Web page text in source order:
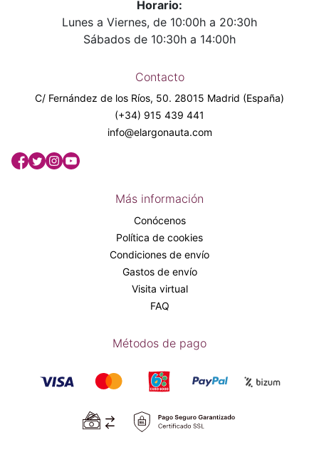
Horario:
Lunes a Viernes, de 10:00h a 20:30h
Sábados de 10:30h a 14:00h
Contacto
C/ Fernández de los Ríos, 50. 28015 Madrid (España)
(+34) 915 439 441
info@elargonauta.com
Más información
Conócenos
Política de cookies
Condiciones de envío
Gastos de envío
Visita virtual
FAQ
Métodos de pago